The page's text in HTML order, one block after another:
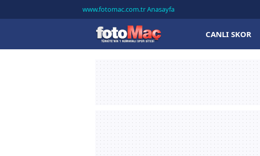
www.fotomac.com.tr Anasayfa
CANLI SKOR